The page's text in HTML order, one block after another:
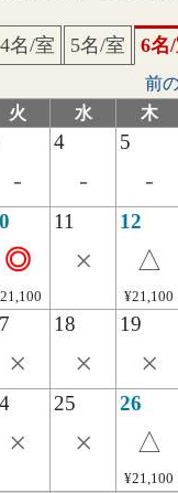
4名/室 5名/室 6名
前
火 水 木
-
4
-
5
-
◎
11
×
12
△
¥21,100
×
18
×
19
×
×
25
×
26
△
¥21,100